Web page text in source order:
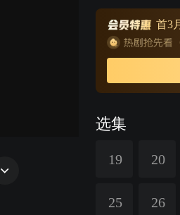
起了玩笑。一次偶
作，还被社会舆论
游男”，而这一切
首3
选集
19 20
25 26